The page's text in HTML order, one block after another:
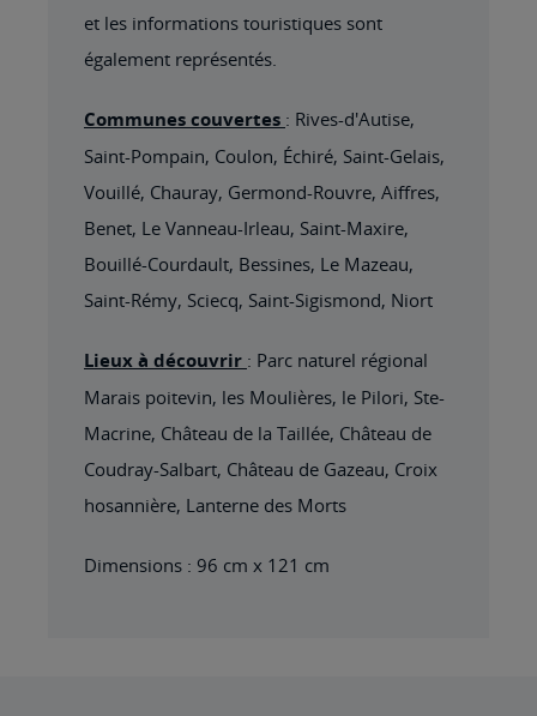
et les informations touristiques sont
également représentés.
Communes couvertes : Rives-d'Autise,
Saint-Pompain, Coulon, Échiré, Saint-Gelais,
Vouillé, Chauray, Germond-Rouvre, Aiffres,
Benet, Le Vanneau-Irleau, Saint-Maxire,
Bouillé-Courdault, Bessines, Le Mazeau,
Saint-Rémy, Sciecq, Saint-Sigismond, Niort
Lieux à découvrir : Parc naturel régional
Marais poitevin, les Moulières, le Pilori, Ste-
Macrine, Château de la Taillée, Château de
Coudray-Salbart, Château de Gazeau, Croix
hosannière, Lanterne des Morts
Dimensions : 96 cm x 121 cm